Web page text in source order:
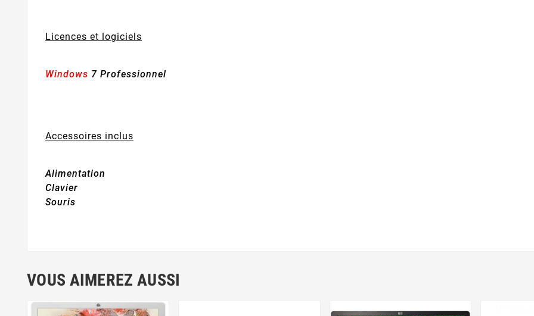
Licences et logiciels
Windows 7 Professionnel
Accessoires inclus
Alimentation
Clavier
Souris
VOUS AIMEREZ AUSSI